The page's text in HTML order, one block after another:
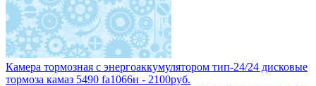
Камера тормозная с энергоаккумулятором тип-24/24 дисковые
тормоза камаз 5490 fa1066н - 2100руб.